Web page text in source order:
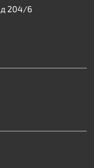
д 204/6